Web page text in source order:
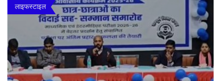
लाइफस्टाइल